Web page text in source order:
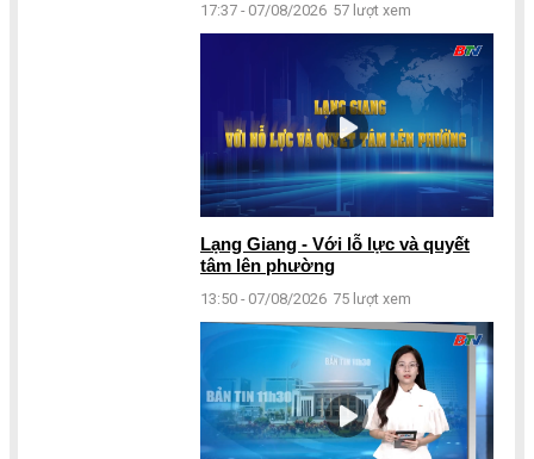
17:37 - 07/08/2026 57 lượt xem
Lạng Giang - Với lỗ lực và quyết
tâm lên phường
13:50 - 07/08/2026 75 lượt xem